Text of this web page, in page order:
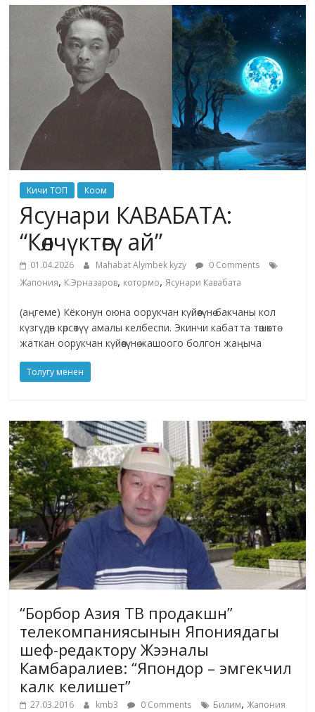
маданияты
адабияты
Кичи ТОП Коом
Ясунари КАВАБАТА:
“Көлчүктөгү ай”
01.04.2026 Mahabat Alymbek kyzy
0 Comments
Жапония, К.Эрназаров, котормо,Ясунари Кавабата
(аңгеме) Кёконун оюна оорукчан күйөөсүнө бакчаны кол
күзгүдөн көрсөтүү амалы келбеспи. Экинчи кабатта төшөктө
жаткан оорукчан күйөөсүнө жашоого болгон жаңыча
Толугу менен
“Борбор Азия ТВ продакшн”
телекомпаниясынын Япониядагы
шеф-редактору Жээналы
Камбаралиев: “Япондор – эмгекчил
калк келишет”
27.03.2016 kmb3 0 Comments Билим,Жапония